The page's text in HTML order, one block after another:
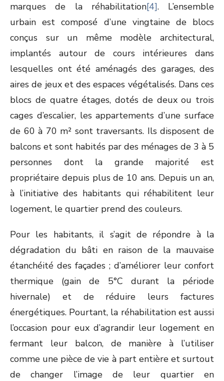
marques de la réhabilitation[4]. L’ensemble
urbain est composé d’une vingtaine de blocs
conçus sur un même modèle architectural,
implantés autour de cours intérieures dans
lesquelles ont été aménagés des garages, des
aires de jeux et des espaces végétalisés. Dans ces
blocs de quatre étages, dotés de deux ou trois
cages d’escalier, les appartements d’une surface
de 60 à 70 m² sont traversants. Ils disposent de
balcons et sont habités par des ménages de 3 à 5
personnes dont la grande majorité est
propriétaire depuis plus de 10 ans. Depuis un an,
à l’initiative des habitants qui réhabilitent leur
logement, le quartier prend des couleurs.
Pour les habitants, il s’agit de répondre à la
dégradation du bâti en raison de la mauvaise
étanchéité des façades ; d’améliorer leur confort
thermique (gain de 5°C durant la période
hivernale) et de réduire leurs factures
énergétiques. Pourtant, la réhabilitation est aussi
l’occasion pour eux d’agrandir leur logement en
fermant leur balcon, de manière à l’utiliser
comme une pièce de vie à part entière et surtout
de changer l’image de leur quartier en